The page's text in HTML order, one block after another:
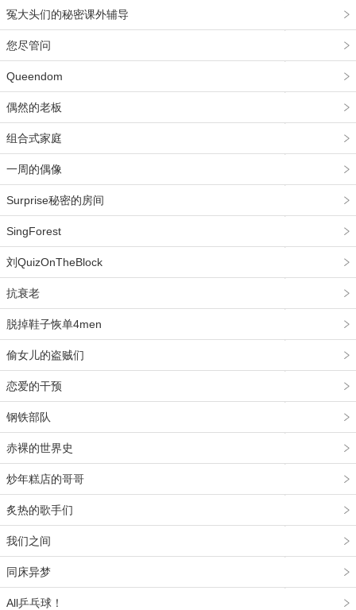
冤大头们的秘密课外辅导
您尽管问
Queendom
偶然的老板
组合式家庭
一周的偶像
Surprise秘密的房间
SingForest
刘QuizOnTheBlock
抗衰老
脱掉鞋子恢单4men
偷女儿的盗贼们
恋爱的干预
钢铁部队
赤裸的世界史
炒年糕店的哥哥
炙热的歌手们
我们之间
同床异梦
All乒乓球！